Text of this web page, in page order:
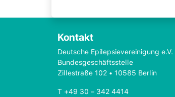
Kontakt
Deutsche Epilepsievereinigung e.V.
Bundesgeschäftsstelle
Zillestraße 102 • 10585 Berlin
T +49 30 – 342 4414